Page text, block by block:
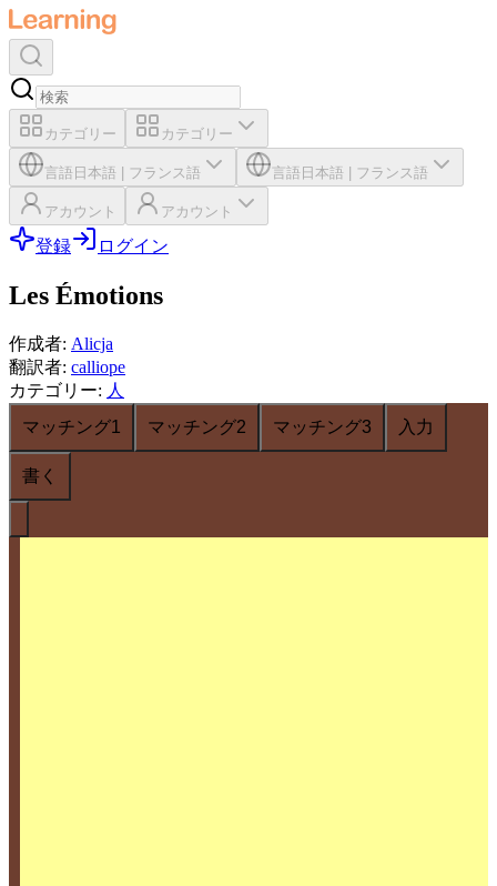
カテゴリー カテゴリー
言語 日本語 フランス語 言語 日本語 フランス語
アカウント アカウント
登録 ログイン
Les Émotions
作成者: Alicja
翻訳者: calliope
カテゴリー: 人
マッチング1
マッチング2 マッチング3 入力
書く